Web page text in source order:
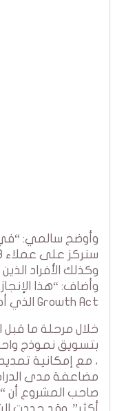
وأوضح سالمي: “في
وكذلك الأفراد
وأضاف: “هذا
Growth Act الذي أطلقته UGFS و Wikistartup”.
خلال مرحلة ما
بتسويق نموذج
، مع إمكانية
صاحب المشروع أن